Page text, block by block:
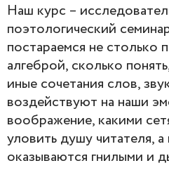
Наш курс –
поэтологический
постараемся не столько
алгеброй, сколько
иные сочетания слов,
воздействуют на наши
воображение, какими
уловить душу читателя, а
оказываются гнилыми и